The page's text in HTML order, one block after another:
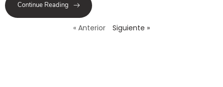
Continue Reading
« Anterior Siguiente »